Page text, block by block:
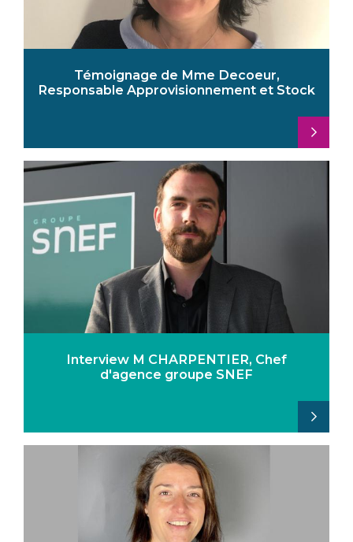
Témoignage de Mme Decoeur,
Responsable Approvisionnement et Stock
Interview M CHARPENTIER, Chef
d'agence groupe SNEF